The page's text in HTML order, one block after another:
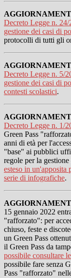
Decreto Legge n. 24/
gestione dei casi di
protocolli di tutti gli
Decreto Legge n. 5/
gestione dei casi di
contesti scolastici.
Decreto Legge n. 1/
Green Pass
anni di età per
"base" ai pubblici
regole per la
esteso in un'apposita
serie di infografiche.
15 gennaio 2022
"rafforzato": per
chiuso, feste e
un Green Pass
il Green Pass da
possibile consultare
possibile fare senza
Pass "rafforzato"